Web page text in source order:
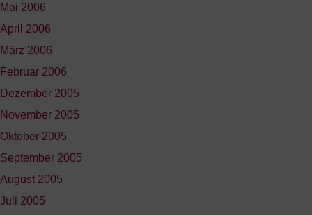
Mai 2006
April 2006
März 2006
Februar 2006
Dezember 2005
November 2005
Oktober 2005
September 2005
August 2005
Juli 2005